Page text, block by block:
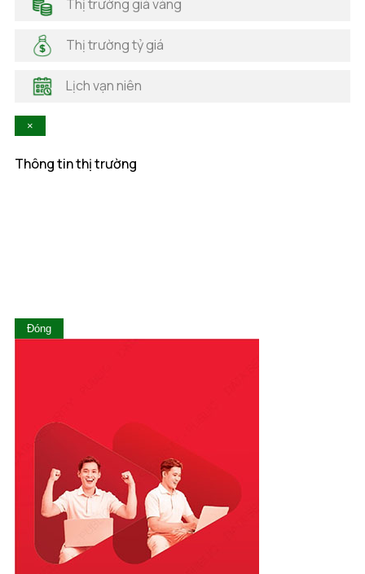
Hải Phòng
Hà Tĩnh
Hòa Bình
Lai Châu
Quảng Ngãi
Quảng Ninh
Quảng Trị
Sóc Trăng
Sơn La
Tây Ninh
Thái Bình
Thái Nguyên
Thị trường giá vàng
Thị trường tỷ giá
Lịch vạn niên
×
Thông tin thị trường
Đóng